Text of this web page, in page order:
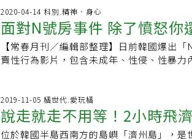
折，都是最好的安排。」東奧5位台灣選手
嘉翎、魏均珩、鄭怡靜
太會自己在家做醬，所以都是買一包一包自
醬完全不一樣。材料（1～2人份）食材：豬
塊、高麗菜 200g–切塊、洋蔥 300g–切塊
段、蒜末 50g、薑末 25g、細麵 200g–滾
油 40cc（依喜好調整）、玉米粉水 40cc（
步驟1. 冷鍋下油、韓國椿醬，開小火開始
泡、黏稠，起鍋備用。2. 同鍋下一點炒醬的
範，從韓式調味料、常用食材開始，搭配詳
與點心的烹調祕訣，重現韓流偶像餐桌上最
重現。第一道：韓劇內常見的韓式炸醬麵這
菜色，而且我們還特別問哪裡有外送，因
的。外送的炸醬麵在韓國很習以為常，而且
得到），不太會自己在家做醬，所以都是買
台灣吃的炸醬完全不一樣。【材料】（1～
鈴薯 200g–切塊、高麗菜 200g–切塊、洋
2020-04-14 科別.精神．身心
面對N號房事件 除
【常春月刊／編輯部整理】日前韓國爆出
賣性行為影片，包含未成年、性侵、性暴
到身邊有些朋友，在看到相關新聞後會有較
我照顧，諮商心理師提出三點方法。諮商
及大量性暴力的訊息，光是許多對女性的性
2019-11-05 橘世代.愛玩橘
說走就走不用等！2小時飛
位於韓國半島西南方的島嶼「濟州島」，